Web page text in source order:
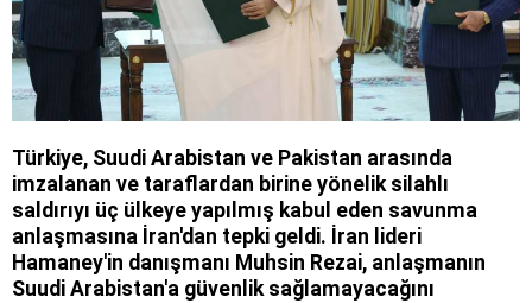
Türkiye, Suudi Arabistan ve Pakistan arasında
imzalanan ve taraflardan birine yönelik silahlı
saldırıyı üç ülkeye yapılmış kabul eden savunma
anlaşmasına İran'dan tepki geldi. İran lideri
Hamaney'in danışmanı Muhsin Rezai, anlaşmanın
Suudi Arabistan'a güvenlik sağlamayacağını